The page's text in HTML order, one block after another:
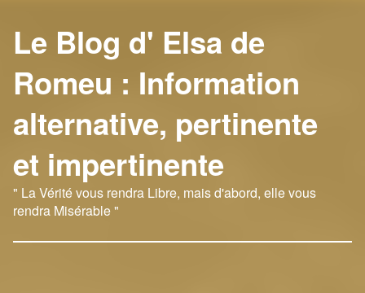
Le Blog d' Elsa de
Romeu : Information
alternative, pertinente
et impertinente
" La Vérité vous rendra Libre, mais d'abord, elle vous
rendra Misérable "